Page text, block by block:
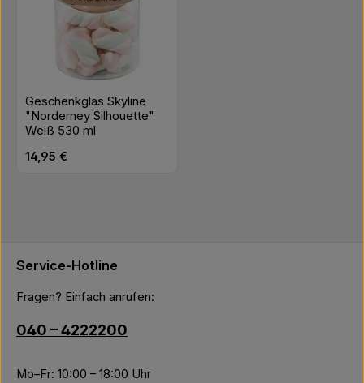
Geschenkglas Skyline
"Norderney Silhouette"
Weiß 530 ml
Regulärer Preis:
14,95 €
Service-Hotline
Fragen? Einfach anrufen:
040 – 4222200
Mo–Fr: 10:00 – 18:00 Uhr